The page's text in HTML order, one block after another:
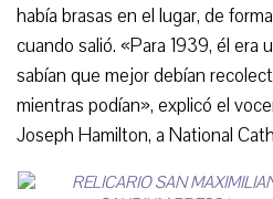
había brasas en el lugar, de
cuando salió. «Para 1939, él era
sabían que mejor debían
mientras podían», explicó el
Joseph Hamilton, a National